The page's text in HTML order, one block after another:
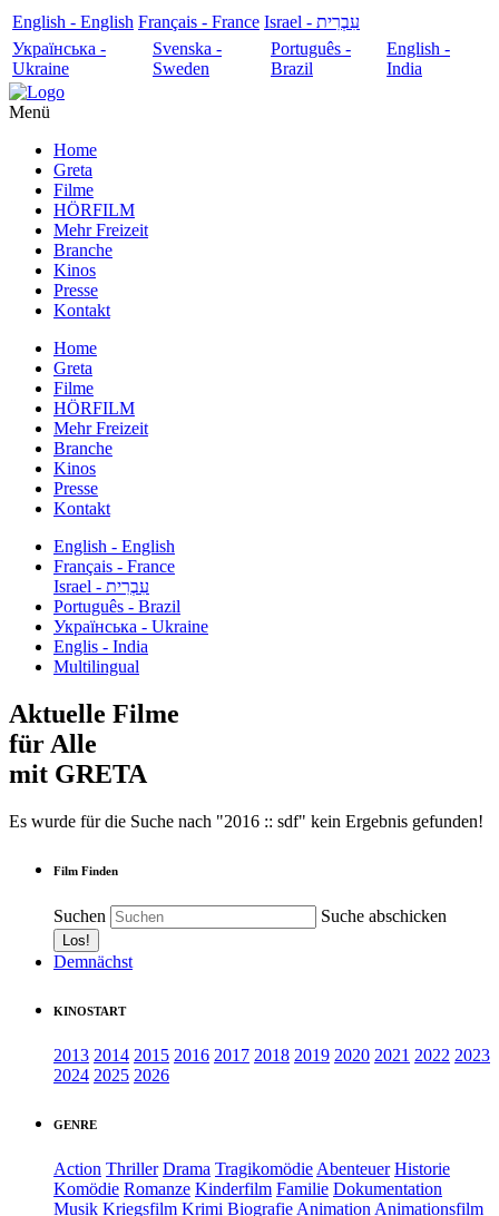
English - English Français - France
עִבְרִית - Israel
Українська -
Ukraine
Svenska -
Sweden
Português -
Brazil
English -
India
Menü
Home
Greta
Filme
HÖRFILM
Mehr Freizeit
Branche
Kinos
Presse
Kontakt
Home
Greta
Filme
HÖRFILM
Mehr Freizeit
Branche
Kinos
Presse
Kontakt
English - English
Français - France
עִבְרִית - Israel
Português - Brazil
Українська - Ukraine
Englis - India
Multilingual
Aktuelle Filme
für Alle
mit GRETA
Es wurde für die Suche nach "2016 :: sdf" kein Ergebnis gefunden!
Film Finden
Suchen Suche abschicken
Demnächst
KINOSTART
2013 2014 2015 2016 2017 2018 2019 2020 2021 2022 2023
2024 2025 2026
GENRE
Action Thriller Drama Tragikomödie Abenteuer Historie
Komödie Romanze Kinderfilm Familie Dokumentation
Musik Kriegsfilm Krimi Biografie Animation Animationsfilm